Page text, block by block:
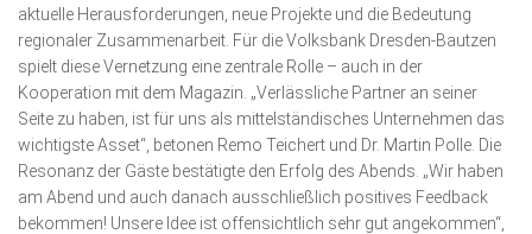
aktuelle Herausforderungen, neue Projekte und die Be­deutung
regionaler Zusammenarbeit. Für die Volksbank Dresden-Bautzen
spielt diese Vernetzung eine zentrale Rolle – auch in der
Kooperation mit dem Magazin. „Verläss­liche Partner an seiner
Seite zu haben, ist für uns als mittelständisches Unternehmen das
wichtigste Asset“, betonen Remo Teichert und Dr. Martin Polle. Die
Resonanz der Gäste bestätigte den Erfolg des Abends. „Wir haben
am Abend und auch danach ausschließlich positives Feedback
bekommen! Unsere Idee ist offensichtlich sehr gut angekommen“,